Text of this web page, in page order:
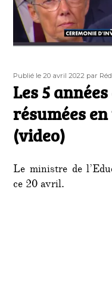
Publié
le
Publié le 20 avril 2022 Auteur
par
Les 5
résumées
(video)
Le ministre de
ce 20 avril.